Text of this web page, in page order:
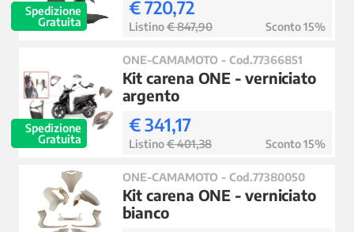
Spedizione
Gratuita
€ 720,72
Listino€ 847,90 Sconto 15%
Spedizione
Gratuita
ONE-CAMAMOTO - Cod.77366851
Kit carena ONE - verniciato
argento
€ 341,17
Listino€ 401,38 Sconto 15%
ONE-CAMAMOTO - Cod.77380050
Kit carena ONE - verniciato
bianco